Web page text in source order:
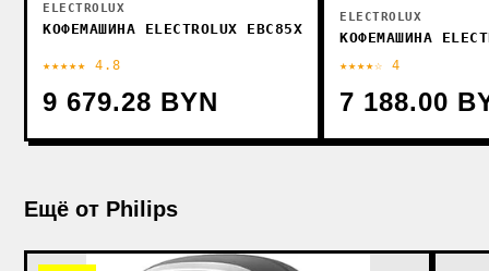
ELECTROLUX
КОФЕМАШИНА ELECTROLUX EBC85X
★★★★★ 4.8
9 679.28 BYN
ELECTROLUX
КОФЕМАШИНА
★★★★☆ 4
7 188.00
Ещё от Philips